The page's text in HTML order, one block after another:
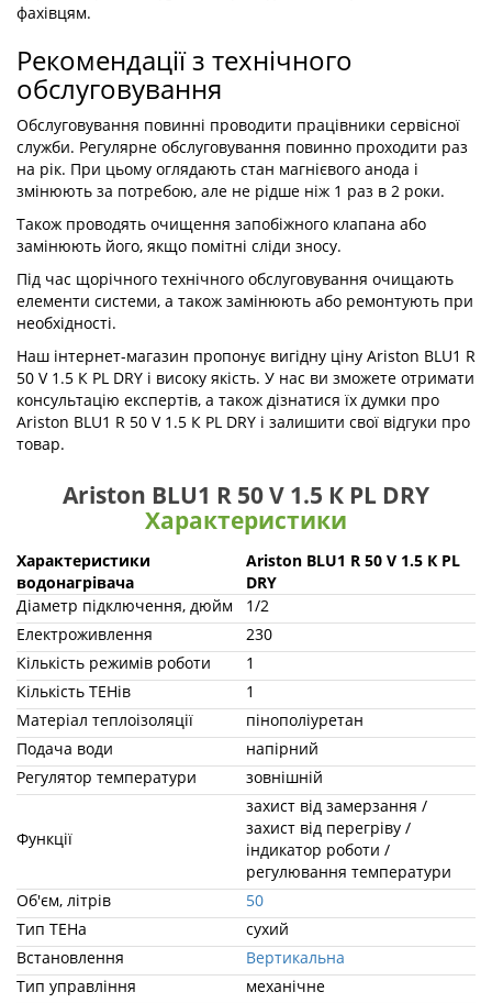
Рекомендації з технічного
обслуговування
Обслуговування повинні проводити працівники сервісної
служби. Регулярне обслуговування повинно проходити раз на
рік. При цьому оглядають стан магнієвого анода і змінюють за
потребою, але не рідше ніж 1 раз в 2 роки.
Також проводять очищення запобіжного клапана або
замінюють його, якщо помітні сліди зносу.
Під час щорічного технічного обслуговування очищають
елементи системи, а також замінюють або ремонтують при
необхідності.
Наш інтернет-магазин пропонує вигідну ціну Ariston BLU1 R 50
V 1.5 К PL DRY і високу якість. У нас ви зможете отримати
консультацію експертів, а також дізнатися їх думки про Ariston
BLU1 R 50 V 1.5 К PL DRY і залишити свої відгуки про товар.
Ariston BLU1 R 50 V 1.5 К PL DRY
Характеристики
Ariston BLU1 R 50 V 1.5 К PL
DRY
Діаметр підключення, дюйм
1/2
Електроживлення
230
Кількість режимів роботи
1
Кількість ТЕНів
1
Матеріал теплоізоляції
пінополіуретан
Подача води
напірний
Регулятор температури
зовнішній
Функції
захист від замерзання / захист
від перегріву / індикатор роботи
/ регулювання температури
50
Тип ТЕНа
сухий
Вертикальна
Тип управління
механічне
Потужність ТЕНа, Вт
1500
Тип водонагрівача
електричний
Форма водонагрівача
Циліндрична